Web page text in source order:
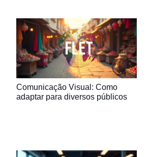
Comunicação Visual: Como
adaptar para diversos públicos